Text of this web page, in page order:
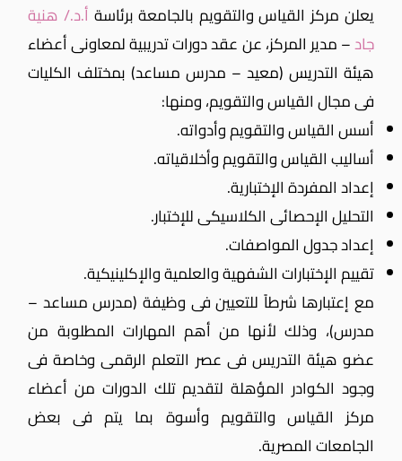
يعلن مركز القياس والتقويم بالجامعة برئاسة أ.د./ هنية
جاد– مدير المركز، عن عقد دورات تدريبية لمعاونى أعضاء
هيئة التدريس (معيد – مدرس مساعد) بمختلف الكليات
فى مجال القياس والتقويم، ومنها:
أسس القياس والتقويم وأدواته.
أساليب القياس والتقويم وأخلاقياته.
إعداد المفردة الإختبارية.
التحليل الإحصائى الكلاسيكى للإختبار.
إعداد جدول المواصفات.
تقييم الإختبارات الشفهية والعلمية والإكلينيكية.
مع إعتبارها شرطاً للتعيين فى وظيفة (مدرس مساعد –
مدرس)، وذلك لأنها من أهم المهارات المطلوبة من
عضو هيئة التدريس فى عصر التعلم الرقمى وخاصة فى
وجود الكوادر المؤهلة لتقديم تلك الدورات من أعضاء
مركز القياس والتقويم وأسوة بما يتم فى بعض
الجامعات المصرية.